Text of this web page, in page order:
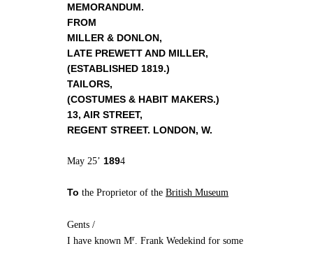
MEMORANDUM.
FROM
MILLER & DONLON,
LATE PREWETT AND MILLER,
(ESTABLISHED 1819.)
TAILORS,
(COSTUMES & HABIT MAKERS.)
13, AIR STREET,
REGENT STREET. LONDON, W.
May 25’ 1894
To the Proprietor of theBritish Museum
Gents /
I have known Mr
. Frank Wedekind for some